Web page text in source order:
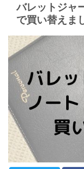
バレットジャ
で買い替えま